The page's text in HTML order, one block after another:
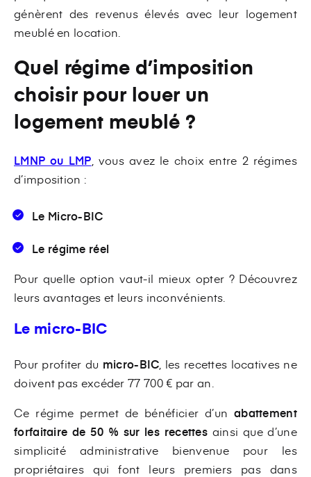
génèrent des revenus élevés avec leur logement
meublé en location.
Quel régime d’imposition
choisir pour louer un
logement meublé ?
LMNP ou LMP , vous avez le choix entre 2 régimes
d’imposition :
Le Micro-BIC
Le régime réel
Pour quelle option vaut-il mieux opter ? Découvrez
leurs avantages et leurs inconvénients.
Le micro-BIC
Pour profiter du micro-BIC , les recettes locatives ne
doivent pas excéder 77 700 € par an.
Ce régime permet de bénéficier d’un abattement
forfaitaire de 50 % sur les recettes ainsi que d’une
simplicité administrative bienvenue pour les
propriétaires qui font leurs premiers pas dans